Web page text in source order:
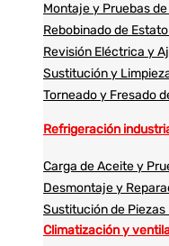
Montaje y Pruebas
Rebobinado de
Revisión Eléctrica y
Sustitución y
Torneado y Fresado
Refrigeración
Carga de Aceite y
Desmontaje y
Sustitución de
Climatización y